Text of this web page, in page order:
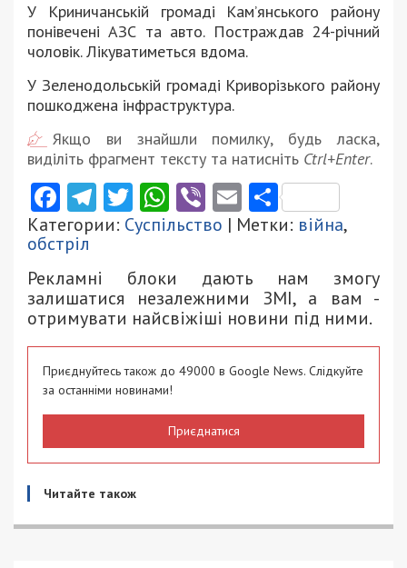
У Криничанській громаді Кам’янського району
понівечені АЗС та авто. Постраждав 24-річний
чоловік. Лікуватиметься вдома.
У Зеленодольській громаді Криворізького району
пошкоджена інфраструктура.
Якщо ви знайшли помилку, будь ласка,
виділіть фрагмент тексту та натисніть Ctrl+Enter.
Facebook
Telegram
Twitter
WhatsApp
ViberEmail
Категории: Суспільство | Метки: війна,
обстріл
Рекламні блоки дають нам змогу
залишатися незалежними ЗМІ, а вам -
отримувати найсвіжіші новини під ними.
Приєднуйтесь також до 49000 в Google News. Слідкуйте
за останніми новинами!
Приєднатися
Читайте також